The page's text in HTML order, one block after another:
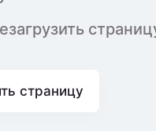
страницу